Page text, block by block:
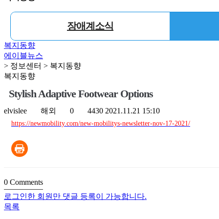
장애계소식
복지동향
에이블뉴스
> 정보센터 > 복지동향
복지동향
Stylish Adaptive Footwear Options
elvislee 해외 0 4430 2021.11.21 15:10
https://newmobility.com/new-mobilitys-newsletter-nov-17-2021/
0 Comments
로그인한 회원만 댓글 등록이 가능합니다.
목록